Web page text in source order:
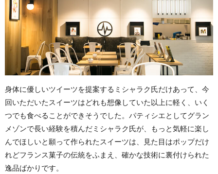
身体に優しいツイーツを提案するミシャラク氏だけあって、今
回いただいたスイーツはどれも想像していた以上に軽く、いく
つでも食べることができそうでした。パティシエとしてグラン
メゾンで長い経験を積んだミシャラク氏が、もっと気軽に楽し
んでほしいと願って作られたスイーツは、見た目はポップだけ
れどフランス菓子の伝統をふまえ、確かな技術に裏付けられた
逸品ばかりです。